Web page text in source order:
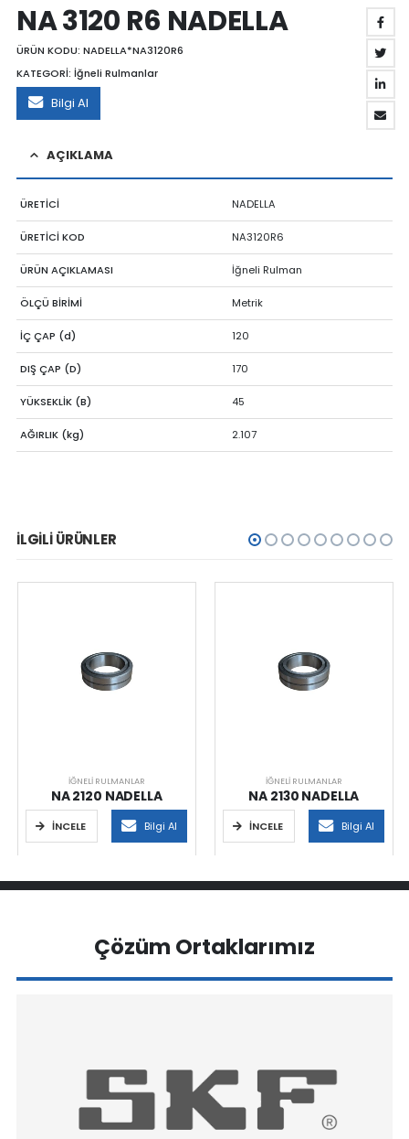
NA 3120 R6 NADELLA
ÜRÜN KODU: NADELLA*NA3120R6
KATEGORİ: İğneli Rulmanlar
Bilgi Al
AÇIKLAMA
ÜRETİCİ NADELLA
ÜRETİCİ KOD NA3120R6
ÜRÜN AÇIKLAMASI İğneli Rulman
ÖLÇÜ BİRİMİ Metrik
İÇ ÇAP (d) 120
DIŞ ÇAP (D) 170
YÜKSEKLİK (B) 45
AĞIRLIK (kg) 2.107
İLGILI ÜRÜNLER
İĞNELI RULMANLAR
NA 2120 NADELLA
İNCELE Bilgi Al
İĞNELI RULMANLAR
NA 2130 NADELLA
İNCELE Bilgi Al
Çözüm Ortaklarımız